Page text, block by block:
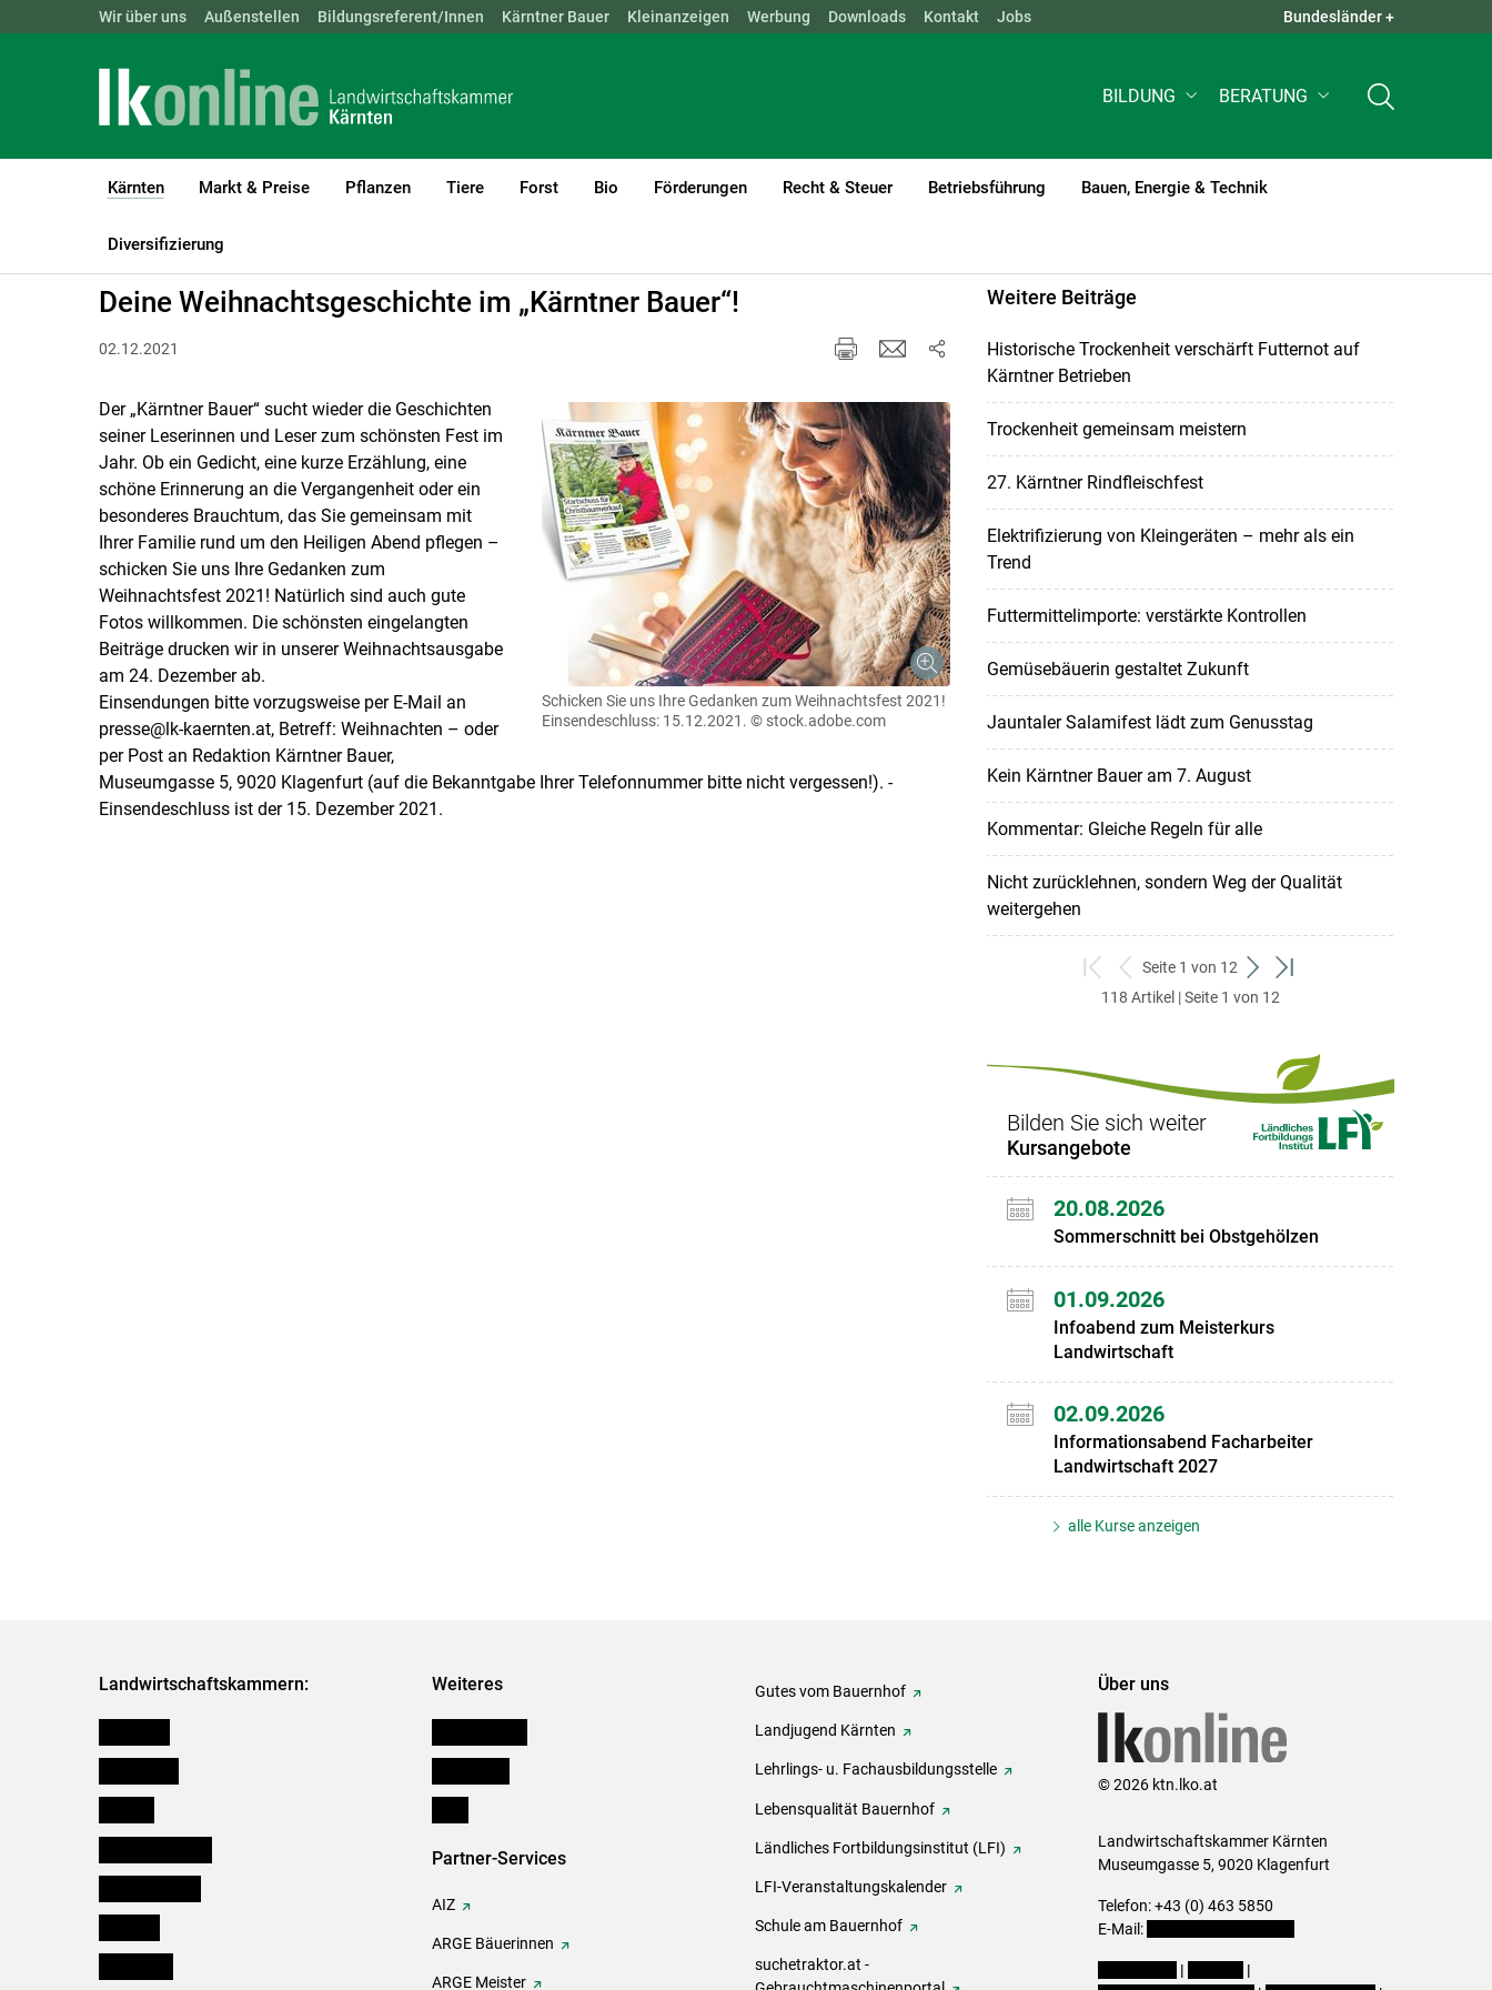
Skip to main content
Landwirtschaftskammern: ÖSTERREICH BGLD KTN NÖ OÖ SBG STMK TIROL VBG WIEN QUICK LINKS +
Wir über uns Außenstellen Bildungsreferent/Innen Kärntner Bauer Kleinanzeigen Werbung Downloads Kontakt Jobs Bundesländer +
BILDUNG BERATUNG
Kärnten
(current)1
Markt & Preise Pflanzen Tiere Forst Bio Förderungen Recht & Steuer Betriebsführung Bauen, Energie & Technik
Diversifizierung
LK Kärnten Kärnten
Deine Weihnachts­geschichte im „Kärntner Bauer“!
02.12.2021
Schicken Sie uns Ihre Gedanken zum Weihnachtsfest 2021!
Einsendeschluss: 15.12.2021. © stock.adobe.com
Der „Kärntner Bauer“ sucht wieder die Geschichten
seiner Leserinnen und Leser zum schönsten Fest im
Jahr. Ob ein Gedicht, eine kurze Erzählung, eine
schöne Erinnerung an die Vergangenheit oder ein
besonderes Brauchtum, das Sie gemeinsam mit
Ihrer Familie rund um den Heiligen Abend pflegen –
schicken Sie uns Ihre Gedanken zum
Weihnachtsfest 2021! Natürlich sind auch gute
Fotos willkommen. Die schönsten eingelangten
Beiträge drucken wir in unserer Weihnachtsausgabe
am 24. Dezember ab.
Einsendungen bitte vorzugsweise per E-Mail an
presse@lk-kaernten.at, Betreff: Weihnachten – oder
per Post an Redaktion Kärntner Bauer,
Museumgasse 5, 9020 Klagenfurt (auf die Bekanntgabe Ihrer Telefonnummer bitte nicht vergessen!). ­
Einsendeschluss ist der 15. Dezember 2021.
Weitere Beiträge
Historische Trockenheit verschärft Futternot auf
Kärntner Betrieben
Trockenheit gemeinsam meistern
27. Kärntner Rindfleischfest
Elektrifizierung von Kleingeräten – mehr als ein
Trend
Futtermittelimporte: verstärkte Kontrollen
Gemüsebäuerin gestaltet Zukunft
Jauntaler Salamifest lädt zum Genusstag
Kein Kärntner Bauer am 7. August
Kommentar: Gleiche Regeln für alle
Nicht zurücklehnen, sondern Weg der Qualität
weitergehen
zum
ersten
zurück
zum
Seite 1 von 12
weiter
zum
zum
118 Artikel | Seite 1 von 12
Bilden Sie sich weiter
Kursangebote
20.08.2026
Sommerschnitt bei Obstgehölzen
01.09.2026
Infoabend zum Meisterkurs
Landwirtschaft
02.09.2026
Informationsabend Facharbeiter
Landwirtschaft 2027
alle Kurse anzeigen
Landwirtschaftskammern: Weiteres
Partner-Services
AIZ
ARGE Bäuerinnen
ARGE Meister
Gutes vom Bauernhof
Landjugend Kärnten
Lehrlings- u. Fachausbildungsstelle
Lebensqualität Bauernhof
Ländliches Fortbildungsinstitut (LFI)
LFI-Veranstaltungskalender
Schule am Bauernhof
suchetraktor.at -
Über uns
© 2026 ktn.lko.at
Landwirtschaftskammer Kärnten
Museumgasse 5, 9020 Klagenfurt
Telefon: +43 (0) 463 5850
E-Mail:
|
|